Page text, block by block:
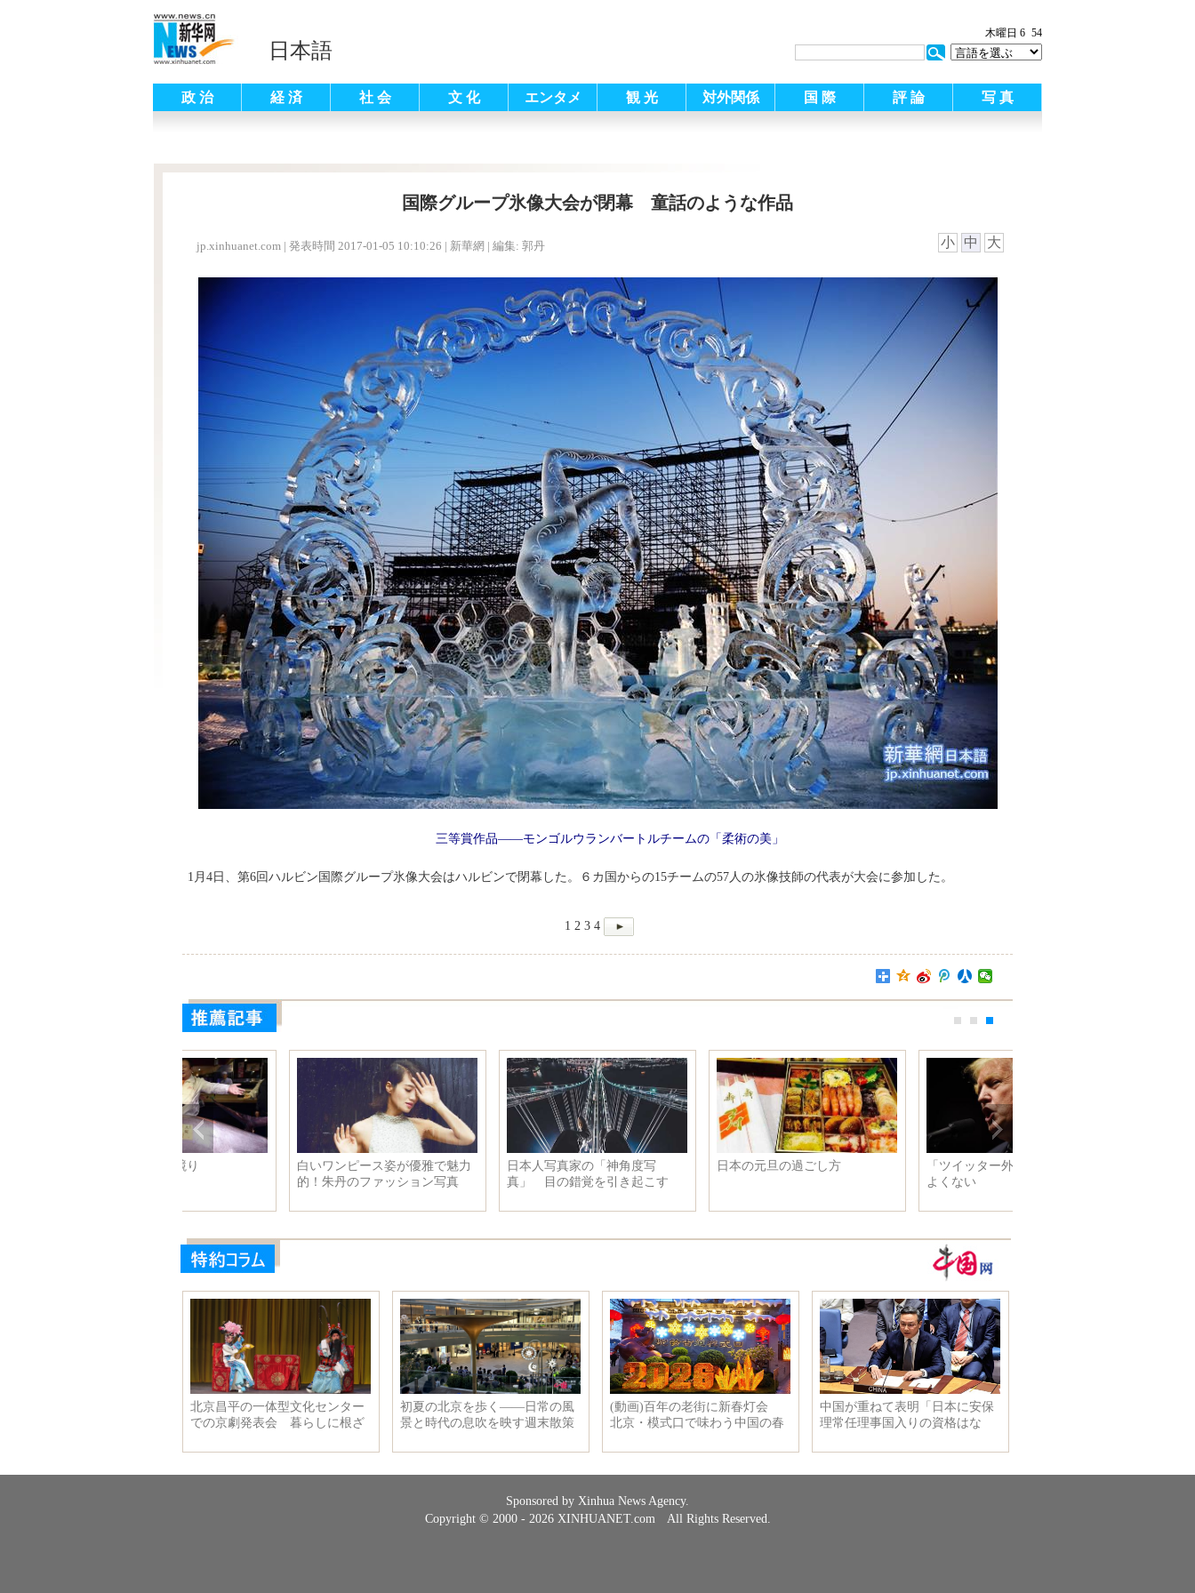
日本語
木曜日 6 54
政 治 経 済 社 会 文 化 エンタメ 観 光 対外関係 国 際 評 論 写 真
国際グループ氷像大会が閉幕 童話のような作品
jp.xinhuanet.com | 発表時間 2017-01-05 10:10:26 | 新華網 | 編集: 郭丹 小 中 大
三等賞作品――モンゴルウランバートルチームの「柔術の美」
1月4日、第6回ハルビン国際グループ氷像大会はハルビンで閉幕した。６カ国からの15チームの57人の氷像技師の代表が大会に参加した。
1 2 3 4
日本の元旦の過ごし方
「ツイッター外交」への依存は
よくない
米国軍、オバマ大統領に歓送の
儀式を行う
「臘八節」を楽しく迎えよう
Sponsored by Xinhua News Agency.
Copyright © 2000 - 2026 XINHUANET.com All Rights Reserved.